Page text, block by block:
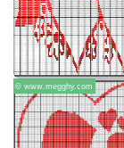
© www.megghy.com